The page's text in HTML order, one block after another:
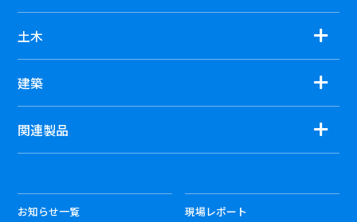
土木
建築
関連製品
お知らせ一覧 現場レポート